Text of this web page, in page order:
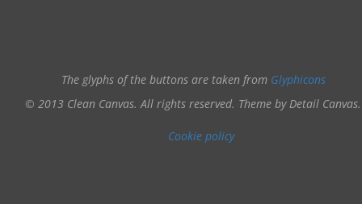
The glyphs of the buttons are taken from Glyphicons
© 2013 Clean Canvas. All rights reserved. Theme by Detail Canvas.
Cookie policy